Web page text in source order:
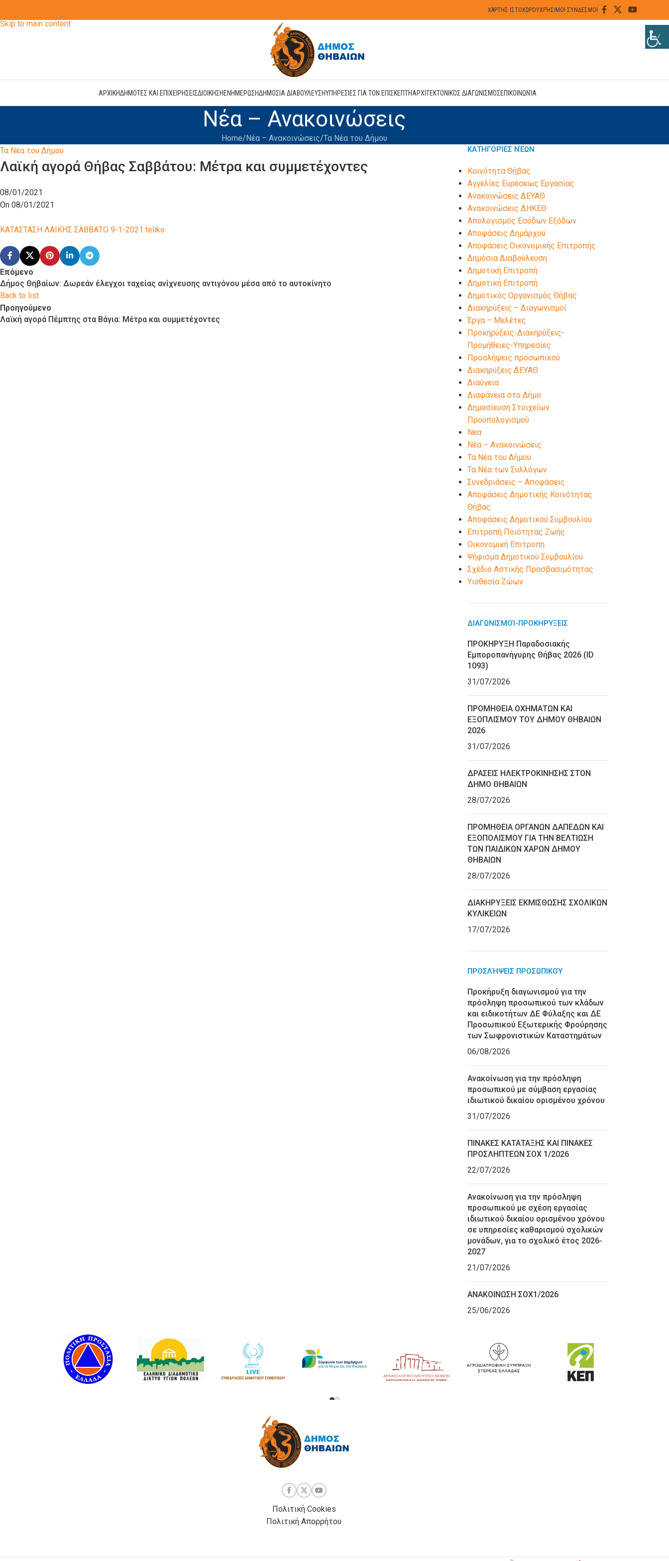
Skip to main content
ΧΆΡΤΗΣ ΙΣΤΟΧΏΡΟΥΧΡΉΣΙΜΟΙ ΣΎΝΔΕΣΜΟΙ
ΑΡΧΙΚΗΔΗΜΟΤΕΣ ΚΑΙ ΕΠΙΧΕΙΡΗΣΕΙΣΔΙΟΙΚΗΣΗΕΝΗΜΕΡΩΣΗΔΗΜΟΣΙΑ ΔΙΑΒΟΥΛΕΥΣΗΥΠΗΡΕΣΙΕΣ ΓΙΑ ΤΟΝ ΕΠΙΣΚΕΠΤΗΑΡΧΙΤΕΚΤΟΝΙΚΌΣ ΔΙΑΓΩΝΙΣΜΌΣΕΠΙΚΟΙΝΩΝΊΑ
Νέα – Ανακοινώσεις
Home Νέα – Ανακοινώσεις Τα Νέα του Δήμου
Τα Νέα του Δήμου
Λαϊκή αγορά Θήβας Σαββάτου: Μέτρα και συμμετέχοντες
08/01/2021
On 08/01/2021
ΚΑΤΑΣΤΑΣΗ ΛΑΙΚΗΣ ΣΑΒΒΑΤΟ 9-1-2021 teliko
Επόμενο
Δήμος Θηβαίων: Δωρεάν έλεγχοι ταχείας ανίχνευσης αντιγόνου μέσα από το αυτοκίνητο
Back to list
Προηγούμενο
Λαϊκή αγορά Πέμπτης στα Βάγια: Μέτρα και συμμετέχοντες
ΚΑΤΗΓΟΡΊΕΣ ΝΈΩΝ
Kοινότητα Θήβας
Αγγελίες Ευρέσεως Εργασίας
Ανακοινώσεις ΔΕΥΑΘ
Ανακοινώσεις ΔΗΚΕΘ
Απολογισμός Εσόδων Εξόδων
Αποφάσεις Δημάρχου
Αποφάσεις Οικονομικής Επιτροπής
Δημόσια Διαβούλευση
Δημοτική Επιτροπή
Δημοτική Επιτροπή
Δημοτικός Οργανισμός Θήβας
Διακηρύξεις – Διαγωνισμοί
Έργα – Μελέτες
Προκηρύξεις-Διακηρύξεις-
Προμήθειες-Υπηρεσίες
Προσλήψεις προσωπικού
Διακηρύξεις ΔΕΥΑΘ
Διαύγεια
Διαφάνεια στο Δήμο
Δημοσίευση Στοιχείων
Προϋπολογισμού
Νεα
Νέα – Ανακοινώσεις
Τα Νέα του Δήμου
Τα Νέα των Συλλόγων
Συνεδριάσεις – Αποφάσεις
Αποφάσεις Δημοτικής Κοινότητας
Θήβας
Αποφάσεις Δημοτικού Συμβουλίου
Επιτροπή Ποιότητας Ζωής
Οικονομική Επιτροπη
Ψήφισμα Δημοτικού Συμβουλίου
Σχέδιο Αστικής Προσβασιμότητας
Υιοθεσία Ζώων
ΔΙΑΓΩΝΙΣΜΟΊ-ΠΡΟΚΗΡΎΞΕΙΣ
ΠΡΟΚΗΡΥΞΗ Παραδοσιακής
Εμποροπανήγυρης Θήβας 2026 (ID
1093)
31/07/2026
ΠΡΟΜΗΘΕΙΑ ΟΧΗΜΑΤΩΝ ΚΑΙ
ΕΞΟΠΛΙΣΜΟΥ ΤΟΥ ΔΗΜΟΥ ΘΗΒΑΙΩΝ
2026
31/07/2026
ΔΡΑΣΕΙΣ ΗΛΕΚΤΡΟΚΙΝΗΣΗΣ ΣΤΟΝ
ΔΗΜΟ ΘΗΒΑΙΩΝ
28/07/2026
ΠΡΟΜΗΘΕΙΑ ΟΡΓΑΝΩΝ ΔΑΠΕΔΩΝ ΚΑΙ
ΕΞΟΠΟΛΙΣΜΟΥ ΓΙΑ ΤΗΝ ΒΕΛΤΙΩΣΗ
ΤΩΝ ΠΑΙΔΙΚΩΝ ΧΑΡΩΝ ΔΗΜΟΥ
ΘΗΒΑΙΩΝ
28/07/2026
ΔΙΑΚΗΡΥΞΕΙΣ ΕΚΜΙΣΘΩΣΗΣ ΣΧΟΛΙΚΩΝ
ΚΥΛΙΚΕΙΩΝ
17/07/2026
ΠΡΟΣΛΉΨΕΙΣ ΠΡΟΣΩΠΙΚΟΎ
Προκήρυξη διαγωνισμού για την
πρόσληψη προσωπικού των κλάδων
και ειδικοτήτων ΔΕ Φύλαξης και ΔΕ
Προσωπικού Εξωτερικής Φρούρησης
των Σωφρονιστικών Καταστημάτων
06/08/2026
Ανακοίνωση για την πρόσληψη
προσωπικού με σύμβαση εργασίας
ιδιωτικού δικαίου ορισμένου χρόνου
31/07/2026
ΠΙΝΑΚΕΣ ΚΑΤΑΤΑΞΗΣ ΚΑΙ ΠΙΝΑΚΕΣ
ΠΡΟΣΛΗΠΤΕΩΝ ΣΟΧ 1/2026
22/07/2026
Ανακοίνωση για την πρόσληψη
προσωπικού με σχέση εργασίας
ιδιωτικού δικαίου ορισμένου χρόνου
σε υπηρεσίες καθαρισμού σχολικών
μονάδων, για το σχολικό έτος 2026-
2027
21/07/2026
ΑΝΑΚΟΙΝΩΣΗ ΣΟΧ1/2026
25/06/2026
Πολιτική Cookies
Πολιτική Απορρήτου